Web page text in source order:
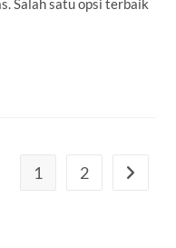
Salah satu opsi terbaik
1 2 Go to